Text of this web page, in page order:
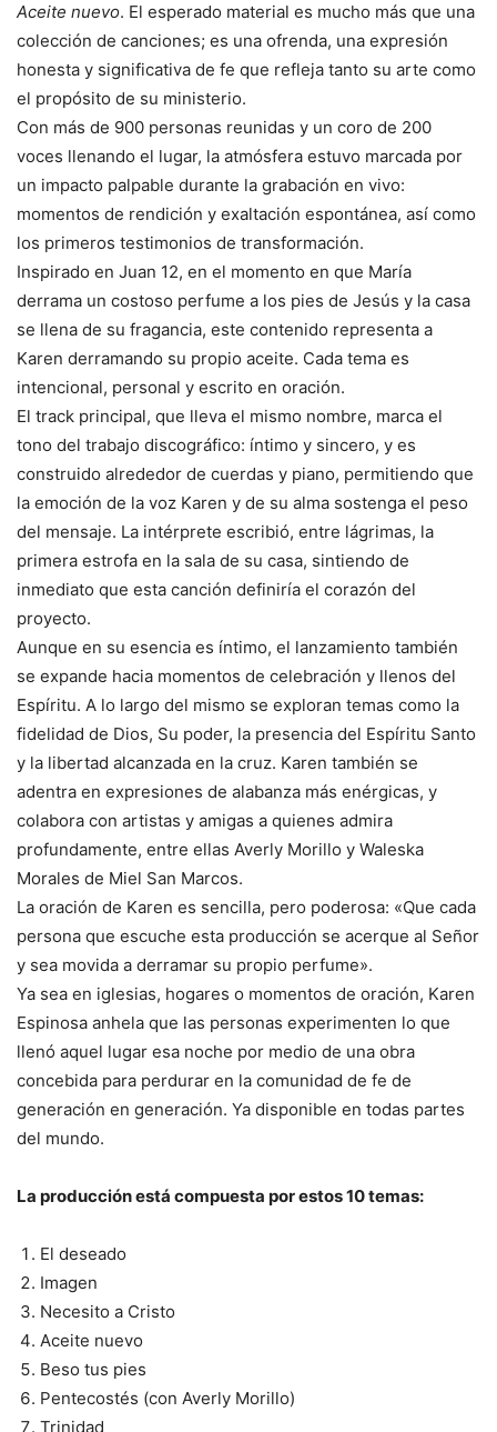
Aceite nuevo. El esperado material es mucho más que una
colección de canciones; es una ofrenda, una expresión
honesta y significativa de fe que refleja tanto su arte como
el propósito de su ministerio.
Con más de 900 personas reunidas y un coro de 200
voces llenando el lugar, la atmósfera estuvo marcada por
un impacto palpable durante la grabación en vivo:
momentos de rendición y exaltación espontánea, así como
los primeros testimonios de transformación.
Inspirado en Juan 12, en el momento en que María
derrama un costoso perfume a los pies de Jesús y la casa
se llena de su fragancia, este contenido representa a
Karen derramando su propio aceite. Cada tema es
intencional, personal y escrito en oración.
El track principal, que lleva el mismo nombre, marca el
tono del trabajo discográfico: íntimo y sincero, y es
construido alrededor de cuerdas y piano, permitiendo que
la emoción de la voz Karen y de su alma sostenga el peso
del mensaje. La intérprete escribió, entre lágrimas, la
primera estrofa en la sala de su casa, sintiendo de
inmediato que esta canción definiría el corazón del
proyecto.
Aunque en su esencia es íntimo, el lanzamiento también
se expande hacia momentos de celebración y llenos del
Espíritu. A lo largo del mismo se exploran temas como la
fidelidad de Dios, Su poder, la presencia del Espíritu Santo
y la libertad alcanzada en la cruz. Karen también se
adentra en expresiones de alabanza más enérgicas, y
colabora con artistas y amigas a quienes admira
profundamente, entre ellas Averly Morillo y Waleska
Morales de Miel San Marcos.
La oración de Karen es sencilla, pero poderosa: «Que cada
persona que escuche esta producción se acerque al Señor
y sea movida a derramar su propio perfume».
Ya sea en iglesias, hogares o momentos de oración, Karen
Espinosa anhela que las personas experimenten lo que
llenó aquel lugar esa noche por medio de una obra
concebida para perdurar en la comunidad de fe de
generación en generación. Ya disponible en todas partes
del mundo.
La producción está compuesta por estos 10 temas:
El deseado
Imagen
Necesito a Cristo
Aceite nuevo
Beso tus pies
Pentecostés (con Averly Morillo)
Trinidad